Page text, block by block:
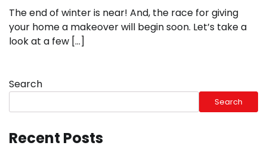
The end of winter is near! And, the race for giving
your home a makeover will begin soon. Let’s take a
look at a few […]
Search
Search
Recent Posts